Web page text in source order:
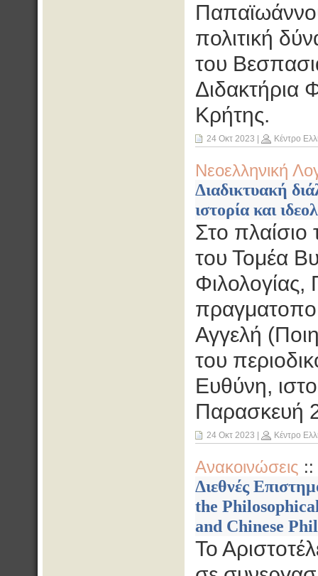
πολιτική
του
Διδακτήρια
Κρήτης.
24 Οκτ 2023 Κέντρο
Νεοελληνική
Διαδικτυακή
ιστορία και
Στο πλαίσιο
του Τομέα
Φιλολογίας,
Αγγελή
του
Ευθύνη,
Παρασκευή
24 Οκτ 2023 Κέντρο
Ανακοινώσεις ::
Διεθνές
the
and Chinese
Το